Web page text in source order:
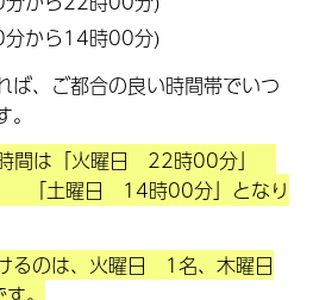
から14時00分)
ば、ご都合の良い時間帯でいつ
間は「火曜日 22時00分」
「土曜日 14時00分」となり
るのは、火曜日 1名、木曜日